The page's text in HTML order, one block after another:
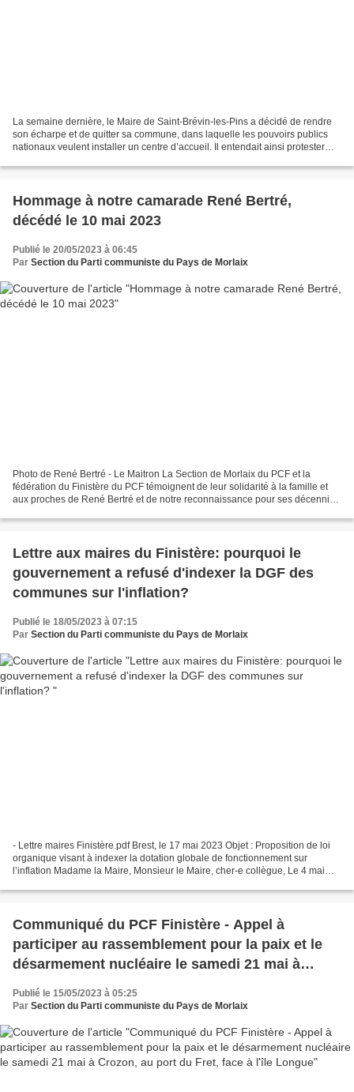
La semaine dernière, le Maire de Saint-Brévin-les-Pins a décidé de rendre
son écharpe et de quitter sa commune, dans laquelle les pouvoirs publics
nationaux veulent installer un centre d’accueil. Il entendait ainsi protester
Hommage à notre camarade René Bertré,
décédé le 10 mai 2023
Publié le 20/05/2023 à 06:45
Par Section du Parti communiste du Pays de Morlaix
Photo de René Bertré - Le Maitron La Section de Morlaix du PCF et la
fédération du Finistère du PCF témoignent de leur solidarité à la famille et
aux proches de René Bertré et de notre reconnaissance pour ses décennies
Lettre aux maires du Finistère: pourquoi le
gouvernement a refusé d'indexer la DGF des
communes sur l'inflation?
Publié le 18/05/2023 à 07:15
Par Section du Parti communiste du Pays de Morlaix
- Lettre maires Finistère.pdf Brest, le 17 mai 2023 Objet : Proposition de loi
organique visant à indexer la dotation globale de fonctionnement sur
l’inflation Madame la Maire, Monsieur le Maire, cher-e collègue, Le 4 mai
Communiqué du PCF Finistère - Appel à
participer au rassemblement pour la paix et le
désarmement nucléaire le samedi 21 mai à
Crozon, au port du Fret, face à l'île Longue
Publié le 15/05/2023 à 05:25
Par Section du Parti communiste du Pays de Morlaix